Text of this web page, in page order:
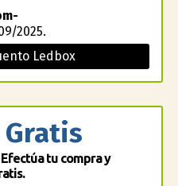
2025.
Ledbox
tu compra y